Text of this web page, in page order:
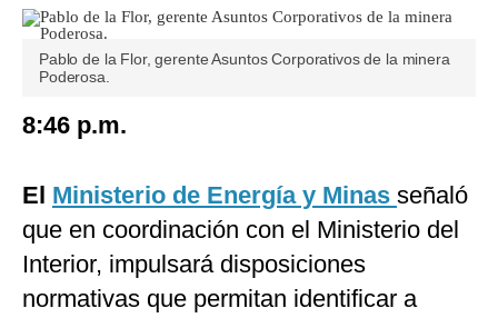
Pablo de la Flor, gerente Asuntos Corporativos de la minera
Poderosa.
8:46 p.m.
El Ministerio de Energía y Minas señaló
que en coordinación con el Ministerio del
Interior, impulsará disposiciones
normativas que permitan identificar a